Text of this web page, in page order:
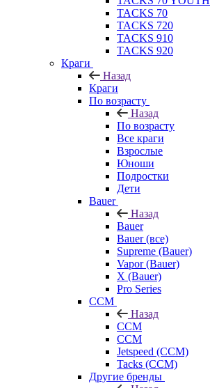
TACKS 70
TACKS 720
TACKS 910
TACKS 920
Краги
Назад
Краги
По возрасту
Назад
По возрасту
Все краги
Взрослые
Юноши
Подростки
Дети
Bauer
Назад
Bauer
Bauer (все)
Supreme (Bauer)
Vapor (Bauer)
X (Bauer)
Pro Series
CCM
Назад
CCM
CCM
Jetspeed (CCM)
Tacks (CCM)
Другие бренды